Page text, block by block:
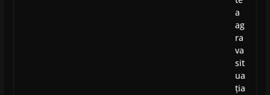
a
ag
ra
va
sit
ua
ția